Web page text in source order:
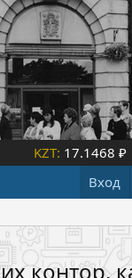
KZT: 17.1468 ₽
Вход
контор,